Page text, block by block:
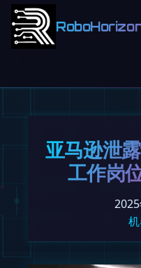
亚马逊泄
工作岗